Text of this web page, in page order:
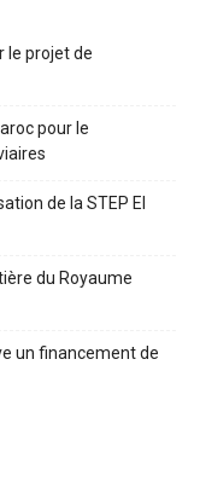
le projet de
pour le
de la STEP El
du Royaume
un financement de